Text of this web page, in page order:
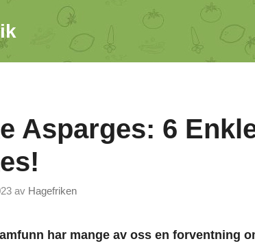
Asparges: 6
av Hagefriken
har mange av oss en forventning